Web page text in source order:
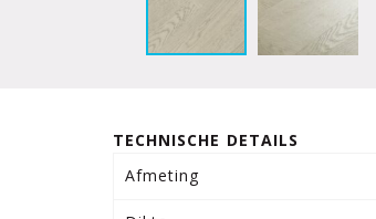
TECHNISCHE DETAILS
Afmeting